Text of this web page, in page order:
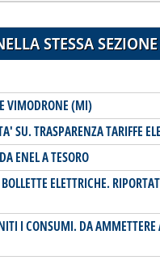
STESSA SEZIONE
VIMODRONE (MI)
SU. TRASPARENZA TARIFFE
ENEL A TESORO
ELETTRICHE.
I CONSUMI. DA